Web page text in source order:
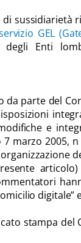
sussidiarietà
GEL
Enti
da parte del
e
marzo 2005,
digitale”
stampa